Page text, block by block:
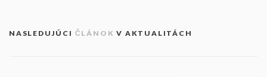
NASLEDUJÚCI ČLÁNOK V AKTUALITÁCH